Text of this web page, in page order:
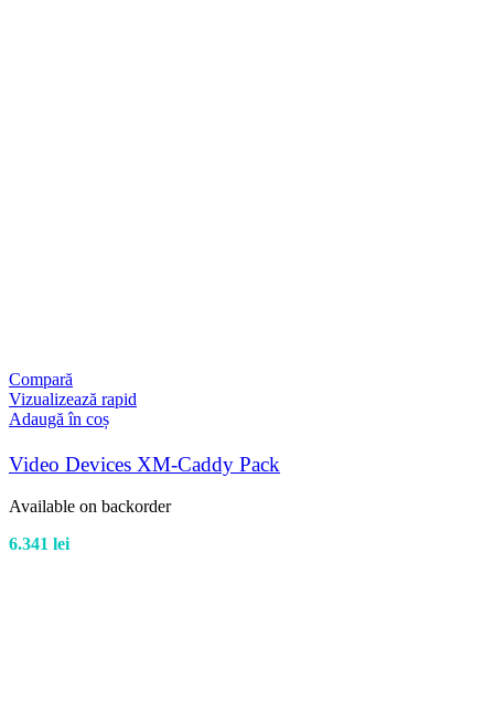
Compară
Vizualizează rapid
Adaugă în coș
Video Devices XM-Caddy Pack
Available on backorder
6.341 lei